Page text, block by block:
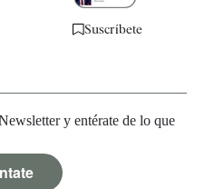
Suscríbete
y entérate de lo que